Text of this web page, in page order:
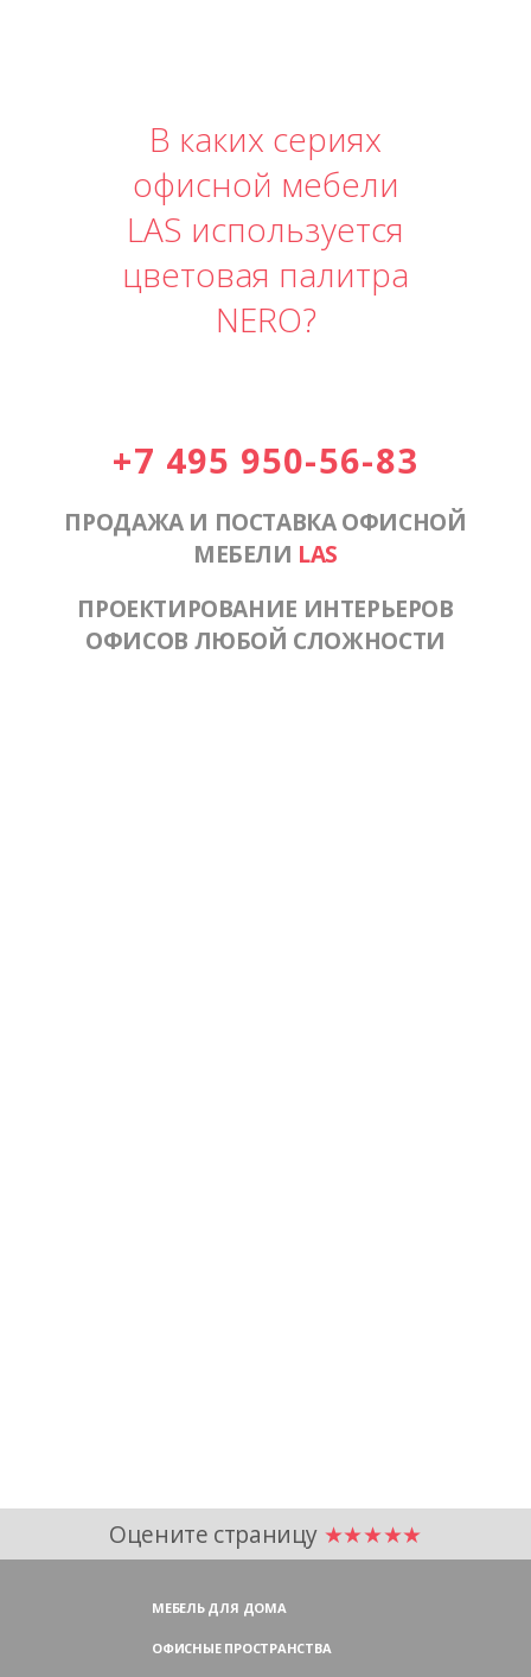
В каких сериях
офисной мебели
LAS используется
цветовая палитра
NERO?
+7 495 950-56-83
ПРОДАЖА И ПОСТАВКА ОФИСНОЙ
МЕБЕЛИ LAS
ПРОЕКТИРОВАНИЕ ИНТЕРЬЕРОВ
ОФИСОВ ЛЮБОЙ СЛОЖНОСТИ
Оцените страницу ★★★★★
МЕБЕЛЬ ДЛЯ ДОМА
ОФИСНЫЕ ПРОСТРАНСТВА